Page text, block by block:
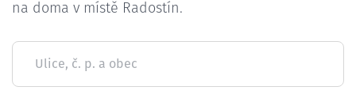
na doma v místě Radostín.
Ulice, č. p. a obec